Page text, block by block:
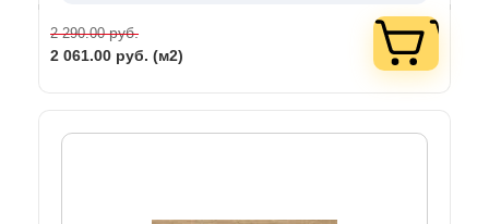
2 290.00руб.
2 061.00 руб. (м2)